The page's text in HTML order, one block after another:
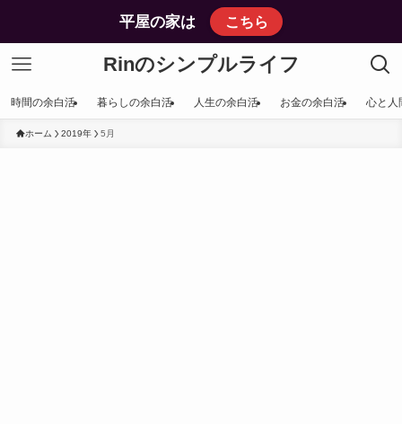
平屋の家は こちら
Rinのシンプルライフ
時間の余白活 暮らしの余白活 人生の余白活 お金の余白活 心と人
ホーム 2019年 5月